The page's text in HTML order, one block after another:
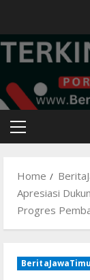
content
Primary
Home
Apresiasi
Progres